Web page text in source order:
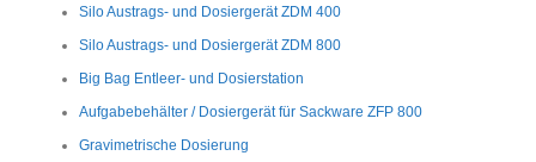
Silo Austrags- und Dosiergerät ZDM 400
Silo Austrags- und Dosiergerät ZDM 800
Big Bag Entleer- und Dosierstation
Aufgabebehälter / Dosiergerät für Sackware ZFP 800
Gravimetrische Dosierung